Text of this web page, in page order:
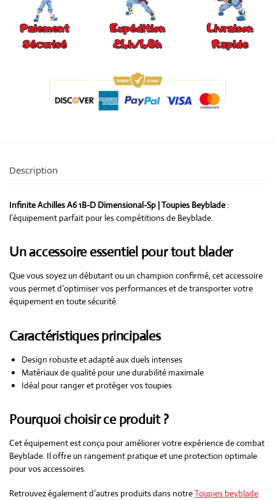
Description
Infinite Achilles A6 1B-D Dimensional-Sp | Toupies Beyblade :
l’équipement parfait pour les compétitions de Beyblade.
Un accessoire essentiel pour tout blader
Que vous soyez un débutant ou un champion confirmé, cet accessoire
vous permet d’optimiser vos performances et de transporter votre
équipement en toute sécurité.
Caractéristiques principales
Design robuste et adapté aux duels intenses
Matériaux de qualité pour une durabilité maximale
Idéal pour ranger et protéger vos toupies
Pourquoi choisir ce produit ?
Cet équipement est conçu pour améliorer votre expérience de combat
Beyblade. Il offre un rangement pratique et une protection optimale
pour vos accessoires.
Retrouvez également d’autres produits dans notreToupies beyblade